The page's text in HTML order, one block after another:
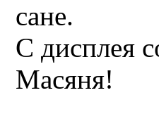
сане.
С дисплея
Масяня!